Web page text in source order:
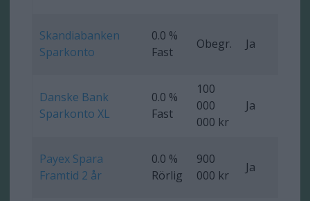
Skandiabanken
Sparkonto
0.0 %
Fast
Obegr. Ja
Danske Bank
Sparkonto XL
0.0 %
Fast
100
000
000 kr
Ja
Payex Spara
Framtid 2 år
0.0 %
Rörlig
900
000 kr
Ja